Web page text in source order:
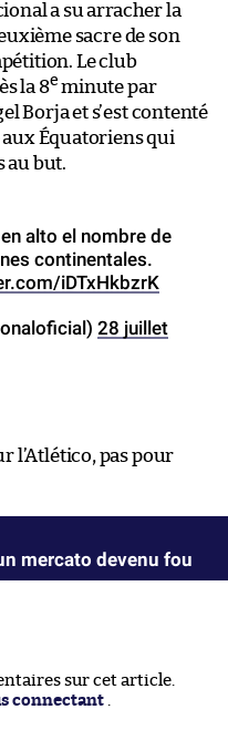
a su arracher la
sacre de son
Le club
la 8e minute par
Borja et s’est contenté
Équatoriens qui
au but.
alto el nombre de
continentales.
iDTxHkbzrK
28 juillet
l’Atlético, pas pour
mercato devenu fou
sur cet article.
connectant .